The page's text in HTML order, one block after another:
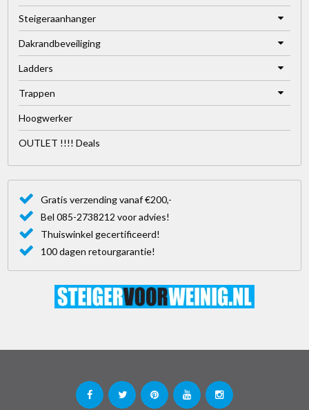
Steigeraanhanger
Dakrandbeveiliging
Ladders
Trappen
Hoogwerker
OUTLET !!!! Deals
Gratis verzending vanaf €200,-
Bel 085-2738212 voor advies!
Thuiswinkel gecertificeerd!
100 dagen retourgarantie!